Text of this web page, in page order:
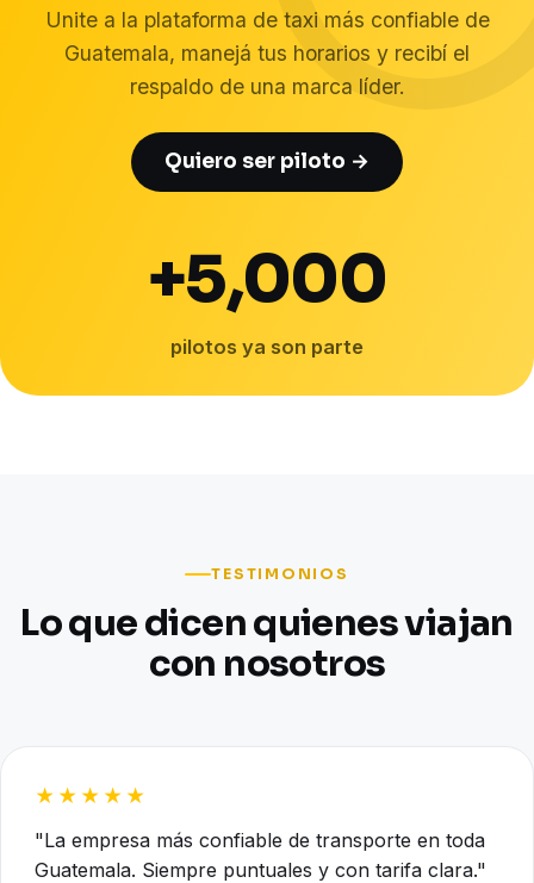
Unite a la plataforma de taxi más confiable de
Guatemala, manejá tus horarios y recibí el
respaldo de una marca líder.
Quiero ser piloto →
+5,000
pilotos ya son parte
TESTIMONIOS
Lo que dicen quienes viajan
con nosotros
★★★★★
"La empresa más confiable de transporte en toda
Guatemala. Siempre puntuales y con tarifa clara."